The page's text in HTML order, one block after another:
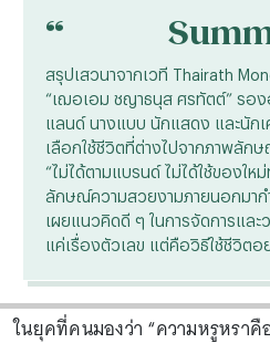
“
สรุปเสวนาจากเวที Thairath
“เฌอเอม ชญาธนุส ศรทัตต์” รอ
แลนด์ นางแบบ นักแสดง และนัก
เลือกใช้ชีวิตที่ต่างไปจากภาพลัก
“ไม่ได้ตามแบรนด์ ไม่ได้ใช้ของให
ลักษณ์ความสวยงามภายนอกมา
เผยแนวคิดดี ๆ ในการจัดการและ
แค่เรื่องตัวเลข แต่คือวิธีใช้ชีวิต
ในยุคที่คนมองว่า “ความหรูหรา